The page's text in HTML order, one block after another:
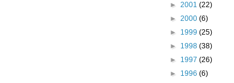
► 2001 (22)
► 2000 (6)
► 1999 (25)
► 1998 (38)
► 1997 (26)
► 1996 (6)